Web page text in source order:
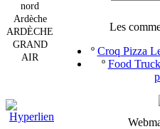
nord
Ardèche
ARDÈCHE
GRAND
AIR
Les
º Croq Pizza
º Food